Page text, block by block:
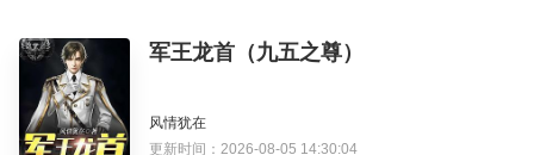
军王龙首（九五之尊）
风情犹在
更新时间：2026-08-05 14:30:04